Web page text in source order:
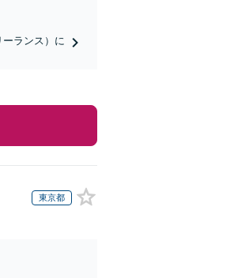
ーランス）に
東京都